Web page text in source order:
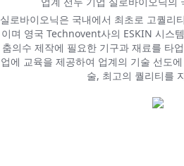
실로바이오닉은 국내에서 최초로 고퀄리
이며 영국 Technovent사의 ESKIN 시스
춤의수 제작에 필요한 기구과 재료를 타
업에 교육을 제공하여 업계의 기술 선도
술, 최고의 퀄리티를